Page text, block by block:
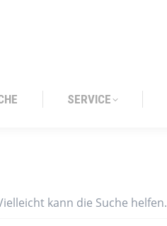
SERVICE
kann die Suche helfen.